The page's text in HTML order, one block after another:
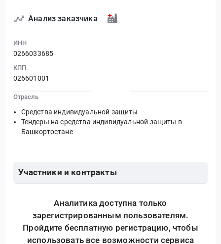
Анализ заказчика
ИНН
0266033685
КПП
026601001
Отрасль
Средства индивидуальной защиты
Тендеры на средства индивидуальной защиты в
Башкортостане
Участники и контракты
Аналитика доступна только
зарегистрированным пользователям.
Пройдите бесплатную регистрацию, чтобы
использовать все возможности сервиса